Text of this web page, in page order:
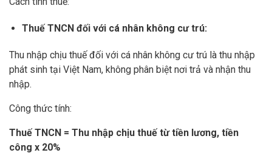
Thuế TNCN đối với cá nhân không cư trú:
Thu nhập chịu thuế đối với cá nhân không cư trú là thu nhập
phát sinh tại Việt Nam, không phân biệt nơi trả và nhận thu
nhập.
Công thức tính:
Thuế TNCN = Thu nhập chịu thuế từ tiền lương, tiền
công x 20%